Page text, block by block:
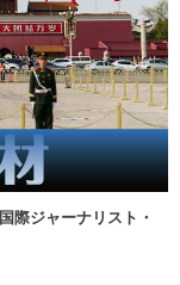
際ジャーナリスト・